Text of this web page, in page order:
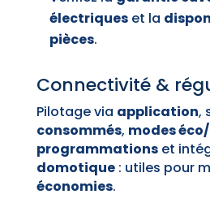
électriqueset la
pièces.
Connectivité &
Pilotage via application,
consommés, modes
programmationset
domotique: utiles pour
économies.